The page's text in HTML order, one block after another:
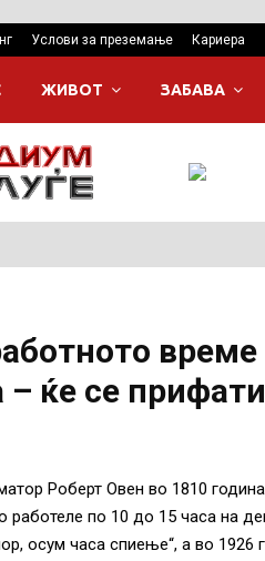
Услови за преземање Кариера
ЖИВОТ ЗАБАВА
ќе се
Роберт Овен во 1810
работеле по 10 до 15 часа на
осум часа спиење“, а во 1926